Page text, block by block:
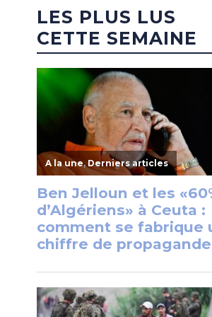
LES PLUS LUS
CETTE SEMAINE